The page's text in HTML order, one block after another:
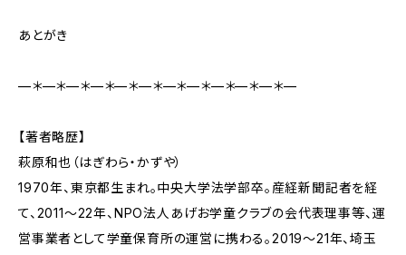
あとがき
—＊—＊—＊—＊—＊—＊—＊—＊—＊—＊—＊—
【著者略歴】
萩原和也（はぎわら・かずや）
1970年、東京都生まれ。中央大学法学部卒。産経新聞記者を経
て、2011～22年、NPO法人あげお学童クラブの会代表理事等、運
営事業者として学童保育所の運営に携わる。2019～21年、埼玉